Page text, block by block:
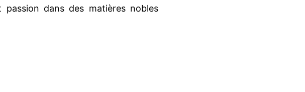
dans des matières nobles